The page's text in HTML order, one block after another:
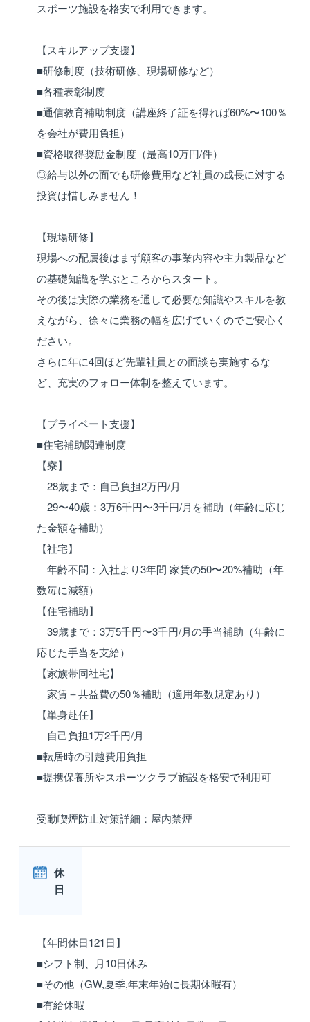
スポーツ施設を格安で利用できます。
【スキルアップ支援】
■研修制度（技術研修、現場研修など）
■各種表彰制度
■通信教育補助制度（講座終了証を得れば60%〜100％
を会社が費用負担）
■資格取得奨励金制度（最高10万円/件）
◎給与以外の面でも研修費用など社員の成長に対する
投資は惜しみません！
【現場研修】
現場への配属後はまず顧客の事業内容や主力製品など
の基礎知識を学ぶところからスタート。
その後は実際の業務を通して必要な知識やスキルを教
えながら、徐々に業務の幅を広げていくのでご安心く
ださい。
さらに年に4回ほど先輩社員との面談も実施するな
ど、充実のフォロー体制を整えています。
【プライベート支援】
■住宅補助関連制度
【寮】
28歳まで：自己負担2万円/月
29〜40歳：3万6千円〜3千円/月を補助（年齢に応じ
た金額を補助）
【社宅】
年齢不問：入社より3年間 家賃の50〜20%補助（年
数毎に減額）
【住宅補助】
39歳まで：3万5千円〜3千円/月の手当補助（年齢に
応じた手当を支給）
【家族帯同社宅】
家賃＋共益費の50％補助（適用年数規定あり）
【単身赴任】
自己負担1万2千円/月
■転居時の引越費用負担
■提携保養所やスポーツクラブ施設を格安で利用可
受動喫煙防止対策詳細：屋内禁煙
休
日
【年間休日121日】
■シフト制、月10日休み
■その他（GW,夏季,年末年始に長期休暇有）
■有給休暇